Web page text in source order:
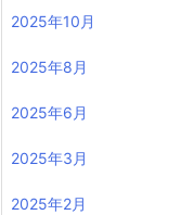
2025年10月
2025年8月
2025年6月
2025年3月
2025年2月